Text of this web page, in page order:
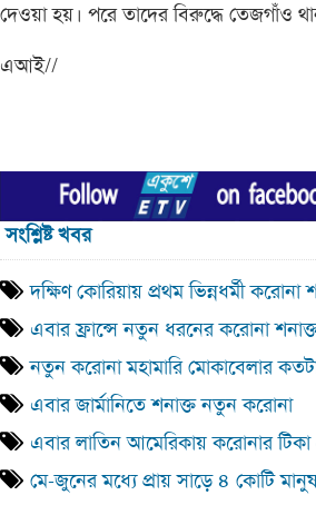
দেওয়া হয়। পরে তাদের বিরুদ্ধে তেজগাঁও
এআই//
সংশ্লিষ্ট খবর
দক্ষিণ কোরিয়ায় প্রথম ভিন্নধর্মী করোনা
এবার ফ্রান্সে নতুন ধরনের করোনা
নতুন করোনা মহামারি মোকাবেলার
এবার জার্মানিতে শনাক্ত নতুন করোনা
এবার লাতিন আমেরিকায় করোনার
মে-জুনের মধ্যে প্রায় সাড়ে ৪ কোটি